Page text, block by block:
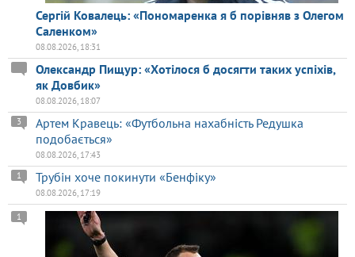
Сергій Ковалець: «Пономаренка я б порівняв з Олегом
Саленком»
08.08.2026, 18:31
Олександр Пищур: «Хотілося б досягти таких успіхів,
як Довбик»
08.08.2026, 18:07
Артем Кравець: «Футбольна нахабність Редушка
подобається»
3
08.08.2026, 17:43
Трубін хоче покинути «Бенфіку»
1
08.08.2026, 17:19
1